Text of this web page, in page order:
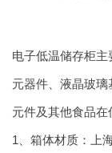
电子低温储存柜
元器件、液晶玻
元件及其他食品在
1、箱体材质：上